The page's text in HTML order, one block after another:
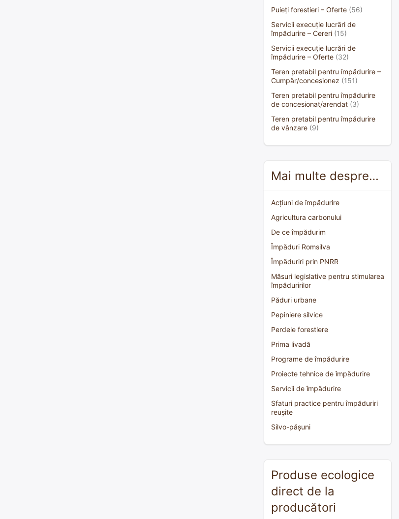
Puieți forestieri – Oferte (56)
Servicii execuție lucrări de
împădurire – Cereri (15)
Servicii execuție lucrări de
împădurire – Oferte (32)
Teren pretabil pentru împădurire –
Cumpăr/concesionez (151)
Teren pretabil pentru împădurire
de concesionat/arendat (3)
Teren pretabil pentru împădurire
de vânzare (9)
Mai multe despre…
Acțiuni de împădurire
Agricultura carbonului
De ce împădurim
Împăduri Romsilva
Împăduriri prin PNRR
Măsuri legislative pentru stimularea
împăduririlor
Păduri urbane
Pepiniere silvice
Perdele forestiere
Prima livadă
Programe de împădurire
Proiecte tehnice de împădurire
Servicii de împădurire
Sfaturi practice pentru împăduriri
reușite
Silvo-pășuni
Produse ecologice
direct de la
producători